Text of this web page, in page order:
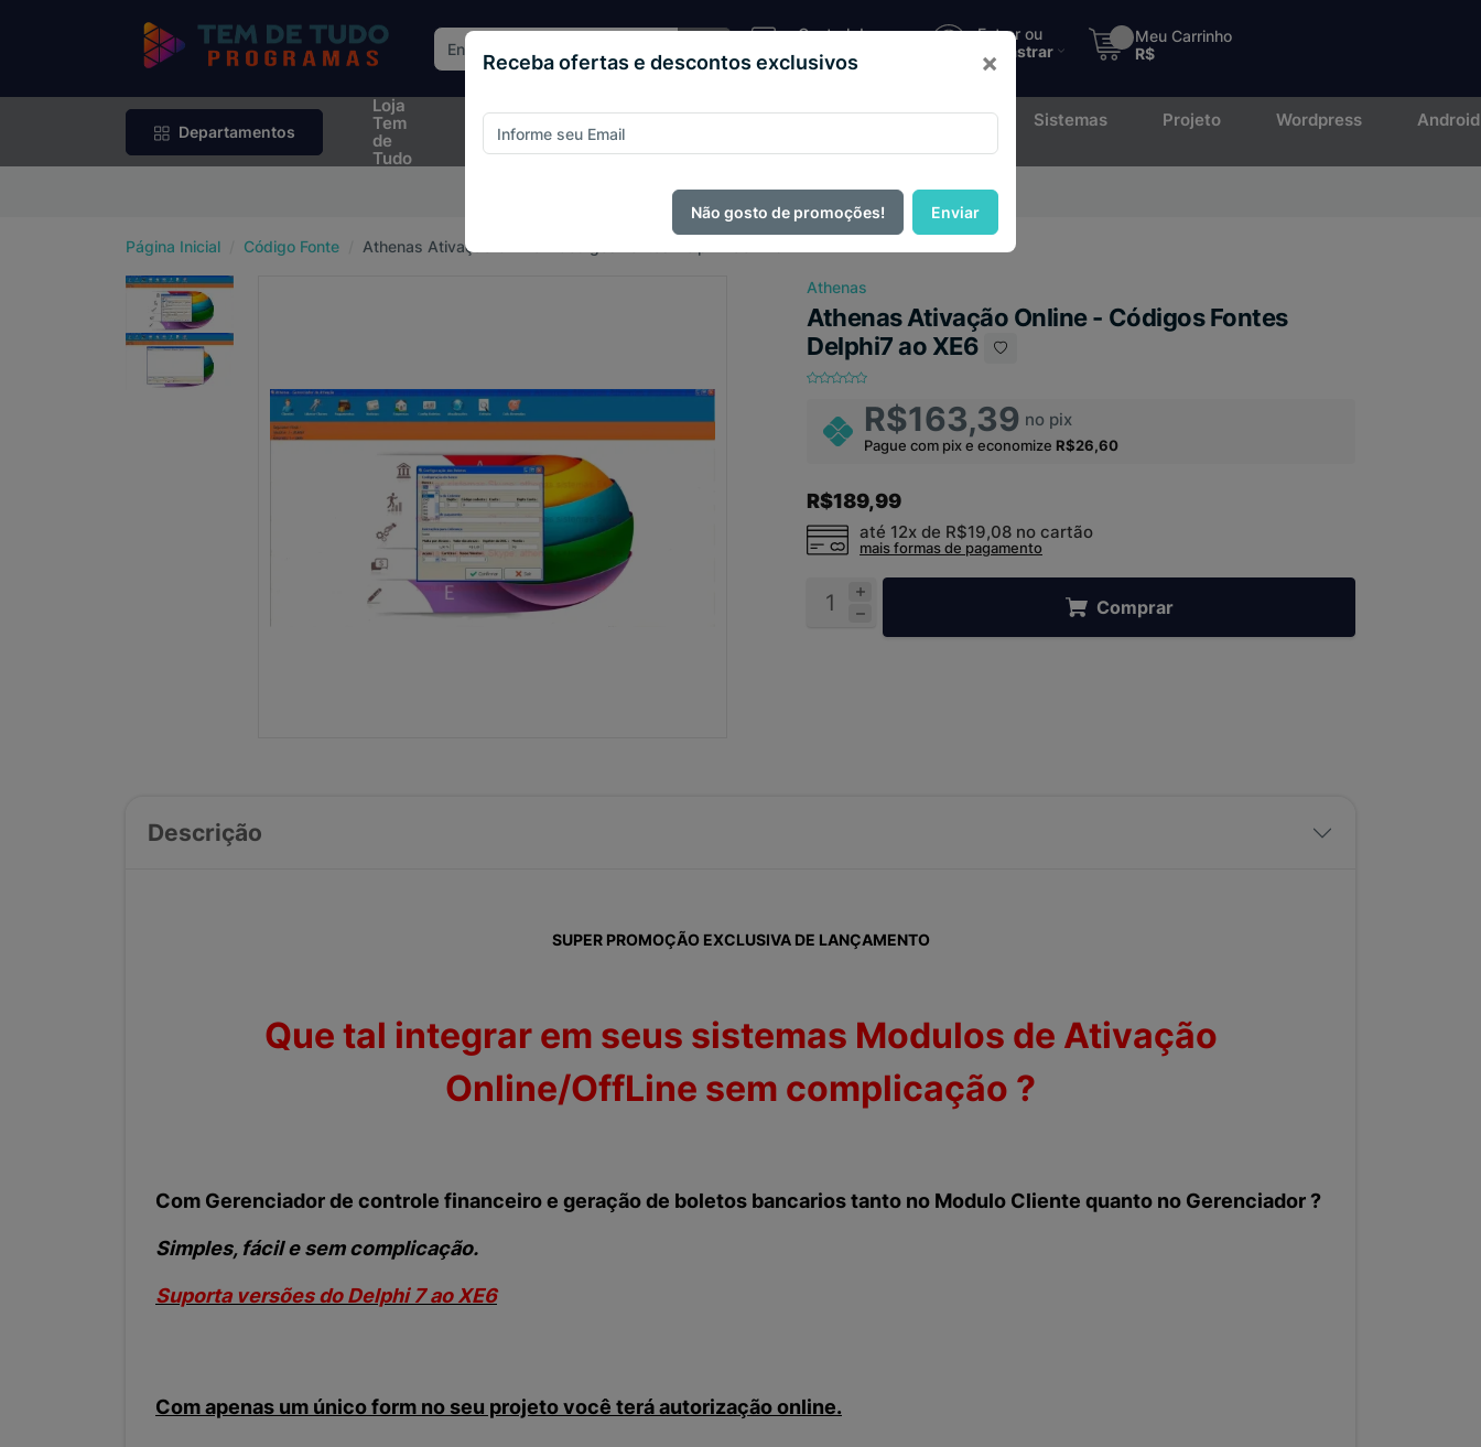
Central de
Atendimento
Entrar ou
Cadastrar
Meu Carrinho
R$
Departamentos
Loja
Tem
de
Tudo
Rifas e
Sorteios
Script
Loja
Código
Sistemas Projeto Wordpress Android
PIX e ganhe 14% OFF em todo o site no mês de Agosto.
Página Inicial Código Fonte Athenas Ativação Online - Códigos Fontes Delphi7 ao XE6
Athenas
Athenas Ativação Online - Códigos Fontes
Delphi7 ao XE6
R$163,39 no pix
Pague com pix e economize R$26,60
R$189,99
até 12x de R$19,08 no cartão
mais formas de pagamento
Comprar
Descrição
SUPER PROMOÇÃO EXCLUSIVA DE LANÇAMENTO
Que tal integrar em seus sistemas Modulos de Ativação
Online/OffLine sem complicação ?
Com Gerenciador de controle financeiro e geração de boletos bancarios tanto no Modulo Cliente quanto no Gerenciador ?
Simples, fácil e sem complicação.
Suporta versões do Delphi 7 ao XE6
Com apenas um único form no seu projeto você terá autorização online.
Receba ofertas e descontos exclusivos ×
Não gosto de promoções! Enviar